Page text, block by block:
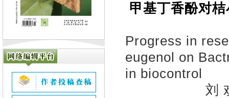
甲基丁香酚对
Progress in
eugenol on
in biocontrol
刘